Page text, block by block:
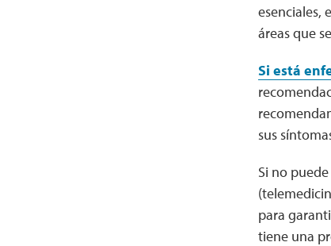
esenciales,
áreas que
Si está
sus
Si no
para
tiene una